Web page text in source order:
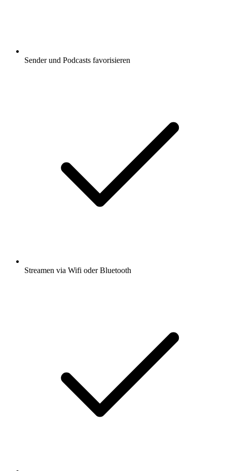
Sender und Podcasts favorisieren
Streamen via Wifi oder Bluetooth